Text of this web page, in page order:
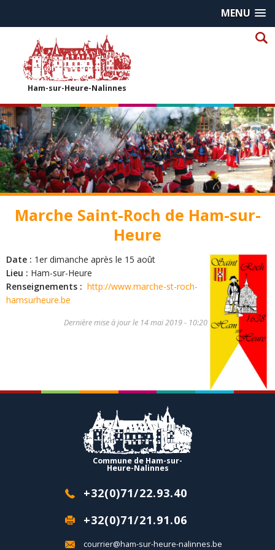
MENU
Ham-sur-Heure-Nalinnes
Marche Saint-Roch de Ham-sur-
Heure
Date : 1er dimanche après le 15 août
Lieu : Ham-sur-Heure
Renseignements : http://www.marche-st-roch-
hamsurheure.be
Dernière mise à jour le 14 mai 2019 - 10:20
Commune de Ham-sur-
Heure-Nalinnes
+32(0)71/22.93.40
+32(0)71/21.91.06
courrier@ham-sur-heure-nalinnes.be